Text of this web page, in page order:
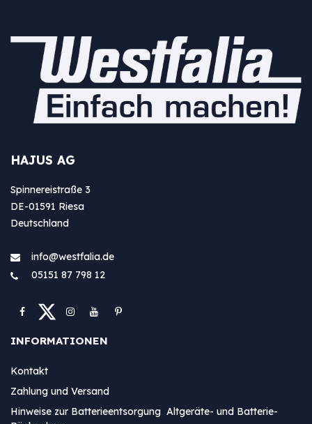
HAJUS AG
Spinnereistraße 3
DE-01591 Riesa
Deutschland
info@westfa​lia.de
05151 87 798 12
INFORMATIONEN
Kontakt
Zahlung und Versand
Hinweise zur Batterieentsorgung Altgeräte- und Batterie-